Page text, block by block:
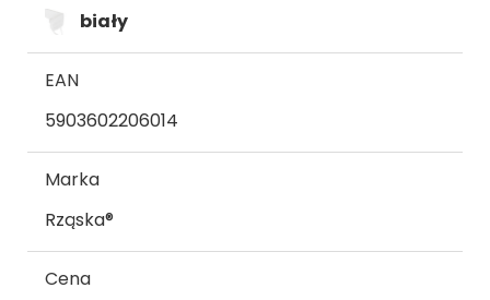
biały
EAN
5903602206014
Marka
Rząska®
Cena